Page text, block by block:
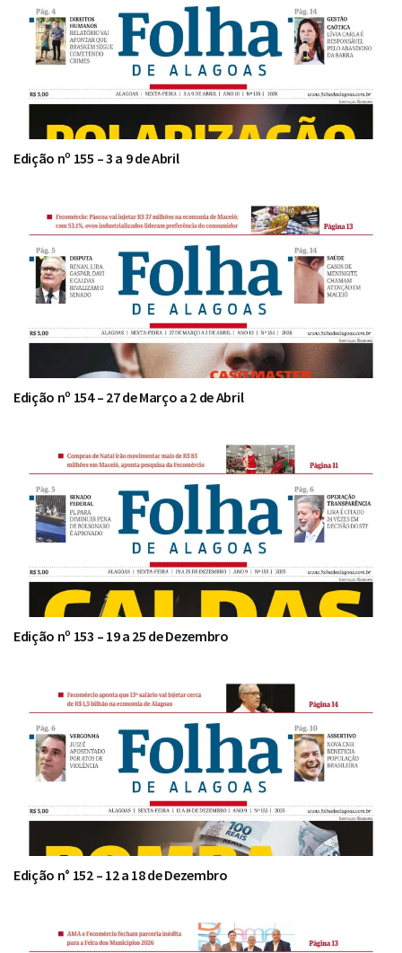
Edição nº 155 – 3 a 9 de Abril
Edição nº 154 – 27 de Março a 2 de Abril
Edição nº 153 – 19 a 25 de Dezembro
Edição n° 152 – 12 a 18 de Dezembro